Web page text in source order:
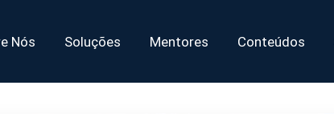
Nós Soluções Mentores Conteúdos